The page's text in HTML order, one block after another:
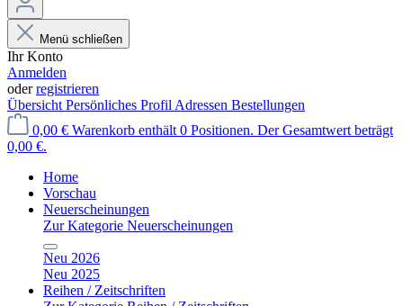
Menü schließen
Ihr Konto
Anmelden
oderregistrieren
Übersicht Persönliches Profil Adressen Bestellungen
0,00 € Warenkorb enthält 0 Positionen. Der Gesamtwert beträgt
0,00 €.
Home
Vorschau
Neuerscheinungen
Zur Kategorie Neuerscheinungen
Neu 2026
Neu 2025
Reihen / Zeitschriften